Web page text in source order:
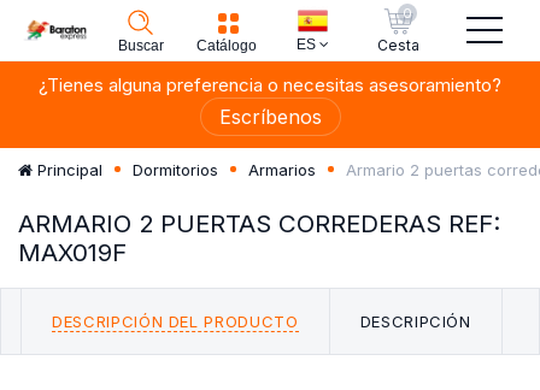
Buscar Catálogo ES
0
Cesta
¿Tienes alguna preferencia o necesitas asesoramiento?
Escríbenos
Principal Dormitorios Armarios Armario 2 puertas
ARMARIO 2 PUERTAS CORREDERAS REF:
MAX019F
DESCRIPCIÓN DEL PRODUCTO DESCRIPCIÓN